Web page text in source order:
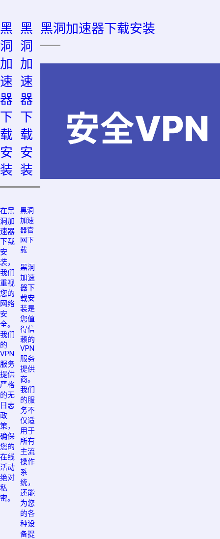
黑
洞
加
速
器
下
载
安
装
在黑
洞加
速器
下载
安
装，
我们
重视
您的
网络
安
全。
我们
的
VPN
服务
提供
严格
的无
日志
政
策，
确保
您的
在线
活动
绝对
私
密。
黑
洞
加
速
器
下
载
安
装
黑洞
加速
器官
网下
载
黑洞
加速
器下
载安
装是
您值
得信
赖的
VPN
服务
提供
商。
我们
的服
务不
仅适
用于
所有
主流
操作
系
统，
还能
为您
的各
种设
备提
黑洞加速器下载安装